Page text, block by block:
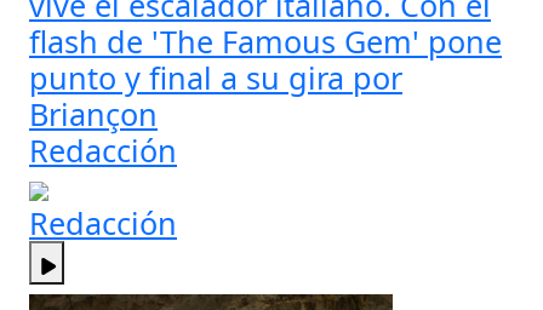
flash de 'The Famous Gem' pone
punto y final a su gira por
Briançon
Redacción
Redacción